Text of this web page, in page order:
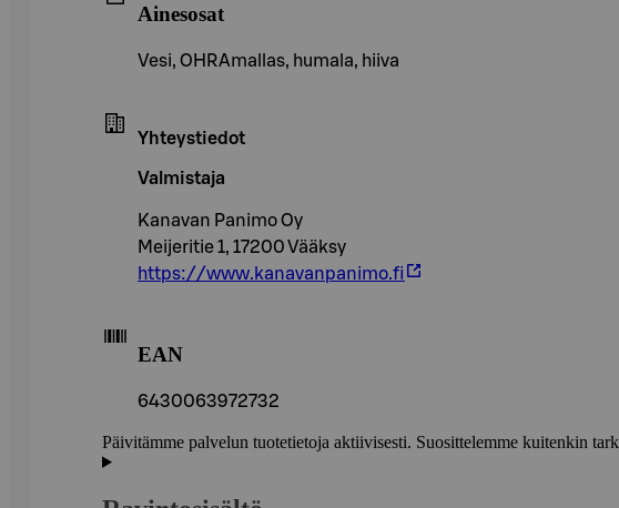
Ainesosat
Vesi, OHRAmallas, humala, hiiva
Yhteystiedot
Valmistaja
Kanavan Panimo Oy
Meijeritie 1, 17200 Vääksy
https://www.kanavanpanimo.fi
EAN
6430063972732
Päivitämme palvelun tuotetietoja aktiivisesti. Suosittelemme kuitenkin